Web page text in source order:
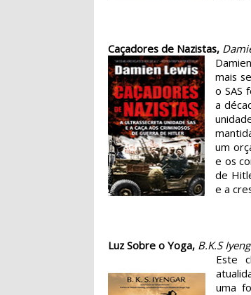
Caçadores de Nazistas,
mais
o SAS
a
um
e os
de
e a
Luz Sobre o Yoga, B.K.S
Este
uma